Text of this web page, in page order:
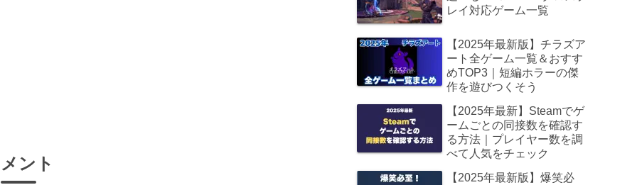
ント
レイ対応ゲーム一覧
【2025年最新版】チラズア
ート全ゲーム一覧＆おすす
めTOP3｜短編ホラーの傑
作を遊びつくそう
【2025年最新】Steamでゲ
ームごとの同接数を確認す
る方法｜プレイヤー数を調
べて人気をチェック
【2025年最新版】爆笑必